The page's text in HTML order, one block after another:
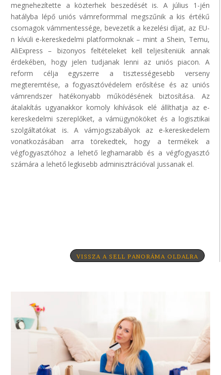
megnehezítette a közterhek beszedését is. A július 1-jén
hatályba lépő uniós vámreformmal megszűnik a kis értékű
csomagok vámmentessége, bevezetik a kezelési díjat, az EU-
n kívüli e-kereskedelmi platformoknak – mint a Shein, Temu,
AliExpress – bizonyos feltételeket kell teljesíteniük annak
érdekében, hogy jelen tudjanak lenni az uniós piacon. A
reform célja egyszerre a tisztességesebb verseny
megteremtése, a fogyasztóvédelem erősítése és az uniós
vámrendszer hatékonyabb működésének biztosítása. Az
átalakítás ugyanakkor komoly kihívások elé állíthatja az e-
kereskedelmi szereplőket, a vámügynököket és a logisztikai
szolgáltatókat is. A vámjogszabályok az e-kereskedelem
vonatkozásában arra törekedtek, hogy a termékek a
végfogyasztóhoz a lehető leghamarabb és a végfogyasztó
számára a lehető legkisebb adminisztrációval jussanak el.
VISSZA A SELL PANORÁMA OLDALRA